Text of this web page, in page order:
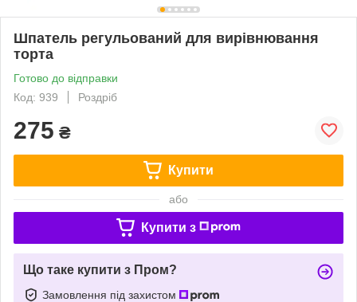
Шпатель регульований для вирівнювання
торта
Готово до відправки
Код: 939
Роздріб
275 ₴
Купити
або
Купити з
Що таке купити з Пром?
Замовлення під захистом